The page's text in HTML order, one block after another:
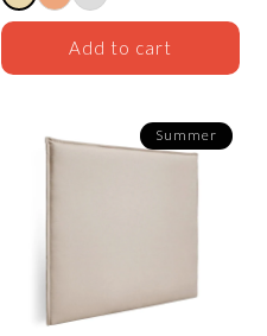
Add to cart
Summer